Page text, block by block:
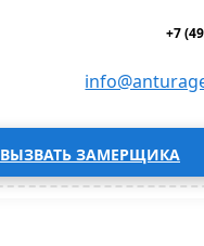
+7
ВЫЗВАТЬ ЗАМЕРЩИКА